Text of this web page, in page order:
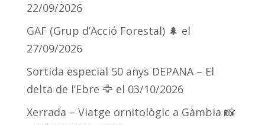
22/09/2026
GAF (Grup d’Acció Forestal) 🌲 el
27/09/2026
Sortida especial 50 anys DEPANA – El
delta de l’Ebre 🦅 el 03/10/2026
Xerrada – Viatge ornitològic a Gàmbia 📸